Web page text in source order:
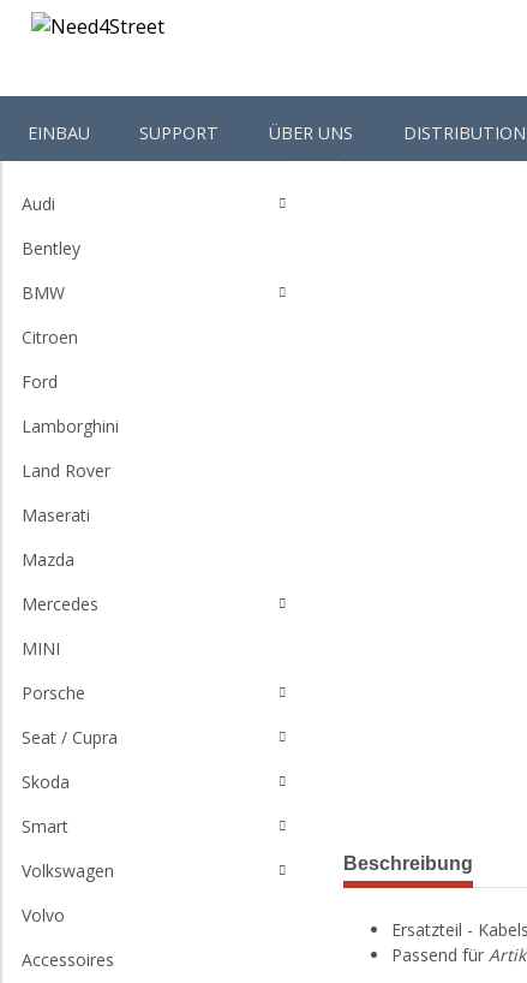
EINBAU SUPPORT ÜBER UNS DISTRIBUTION
Startseite FISCON
Beschreibung
Ersatzteil -
Passend für
Shop-Kategorien
Audi
Bentley
BMW
Citroen
Ford
Lamborghini
Land Rover
Maserati
Mazda
Mercedes
MINI
Porsche
Seat / Cupra
Skoda
Smart
Volkswagen
Volvo
Accessoires